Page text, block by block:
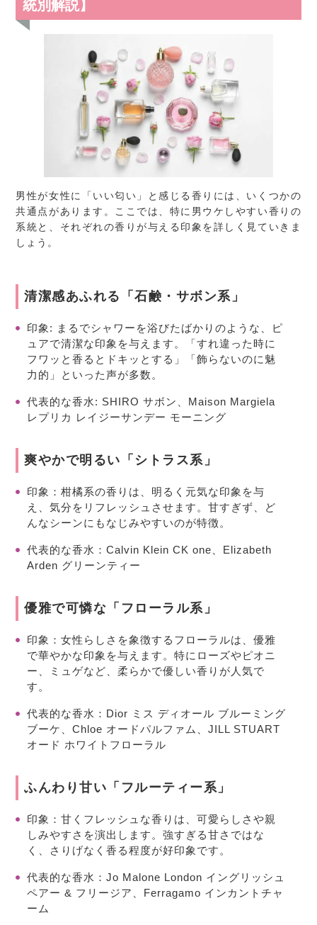
統別解説】
男性が女性に「いい匂い」と感じる香りには、いくつかの
共通点があります。ここでは、特に男ウケしやすい香りの
系統と、それぞれの香りが与える印象を詳しく見ていきま
しょう。
清潔感あふれる「石鹸・サボン系」
印象: まるでシャワーを浴びたばかりのような、ピ
ュアで清潔な印象を与えます。「すれ違った時に
フワッと香るとドキッとする」「飾らないのに魅
力的」といった声が多数。
代表的な香水: SHIRO サボン、Maison Margiela
レプリカ レイジーサンデー モーニング
爽やかで明るい「シトラス系」
印象 ：柑橘系の香りは、明るく元気な印象を与
え、気分をリフレッシュさせます。甘すぎず、ど
んなシーンにもなじみやすいのが特徴。
代表的な香水 ：Calvin Klein CK one、Elizabeth
Arden グリーンティー
優雅で可憐な「フローラル系」
印象 ：女性らしさを象徴するフローラルは、優雅
で華やかな印象を与えます。特にローズやピオニ
ー、ミュゲなど、柔らかで優しい香りが人気で
す。
代表的な香水 ：Dior ミス ディオール ブルーミング
ブーケ、Chloe オードパルファム、JILL STUART
オード ホワイトフローラル
ふんわり甘い「フルーティー系」
印象 ：甘くフレッシュな香りは、可愛らしさや親
しみやすさを演出します。強すぎる甘さではな
く、さりげなく香る程度が好印象です。
代表的な香水 ：Jo Malone London イングリッシュ
ペアー & フリージア、Ferragamo インカントチャ
ーム